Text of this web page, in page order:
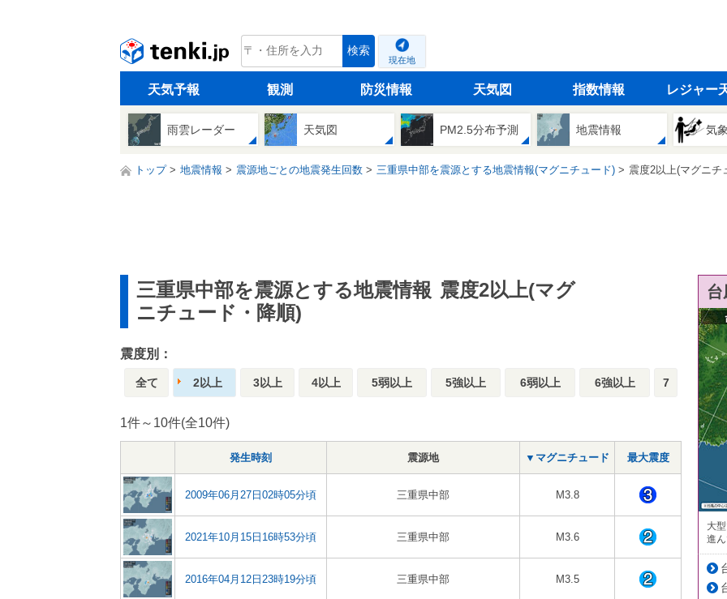
tenki.jp 検索
現在地
天気予報 観測 防災情報 天気図 指数情報 レジャー
雨雲レーダー 天気図 PM2.5分布予測 地震情報 気
トップ 地震情報 震源地ごとの地震発生回数 三重県中部を震源とする地震情報(マグニチュード) 震度2以上(マグニチ
三重県中部を震源とする地震情報 震度2以上(マグ
ニチュード・降順)
震度別：
全て 2以上 3以上 4以上 5弱以上 5強以上 6弱以上 6強以上 7
1件～10件(全10件)
発生時刻 震源地 ▼マグニチュード 最大震度
2009年06月27日02時05分頃 三重県中部 M3.8
2021年10月15日16時53分頃 三重県中部 M3.6
2016年04月12日23時19分頃 三重県中部 M3.5
大
進